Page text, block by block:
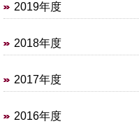
2019年度
2018年度
2017年度
2016年度